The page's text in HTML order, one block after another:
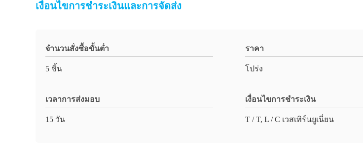
เงื่อนไขการชำระเงินและการจัดส่ง
จำนวนสั่งซื้อขั้นต่ำ
5 ชิ้น
ราคา
โปร่ง
เวลาการส่งมอบ
15 วัน
เงื่อนไขการชำระเงิน
T / T, L / C เวสเทิร์นยูเนี่ยน